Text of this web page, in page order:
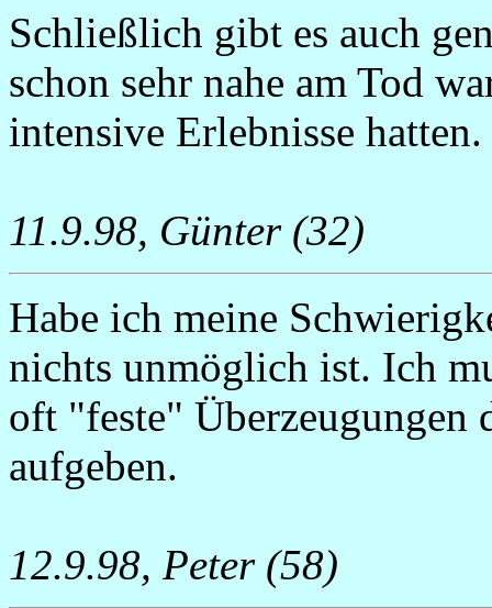
Schließlich gibt es auch
schon sehr nahe am Tod
intensive Erlebnisse
11.9.98, Günter (32)
Habe ich meine
nichts unmöglich ist. Ich
oft "feste" Überzeugungen
aufgeben.
12.9.98, Peter (58)